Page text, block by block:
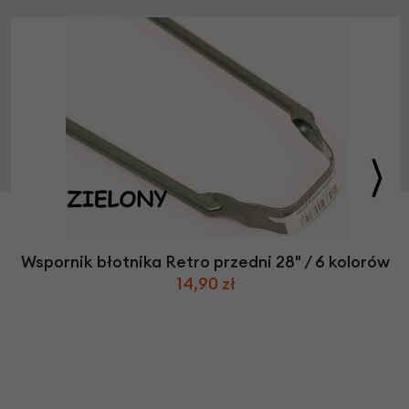
Wspornik błotnika Retro przedni 28" / 6 kolorów
14,90 zł